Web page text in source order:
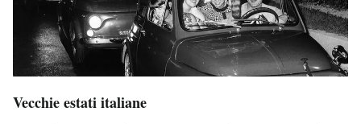
Vecchie estati italiane